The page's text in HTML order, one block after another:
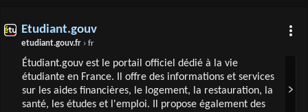
Etudiant.gouv
etudiant.gouv.fr › fr
Étudiant.gouv est le portail officiel dédié à la vie
étudiante en France. Il offre des informations et services
sur les aides financières, le logement, la restauration, la
santé, les études et l'emploi. Il propose également des